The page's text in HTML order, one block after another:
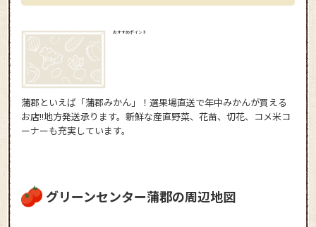
おすすめポイント
蒲郡といえば「蒲郡みかん」！選果場直送で年中みかんが買える
お店!!地方発送承ります。新鮮な産直野菜、花苗、切花、コメ米コ
ーナーも充実しています。
グリーンセンター蒲郡の周辺地図